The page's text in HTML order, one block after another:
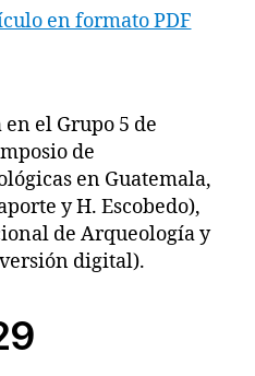
en formato PDF
el Grupo 5 de
de
en Guatemala,
y H. Escobedo),
de Arqueología y
digital).